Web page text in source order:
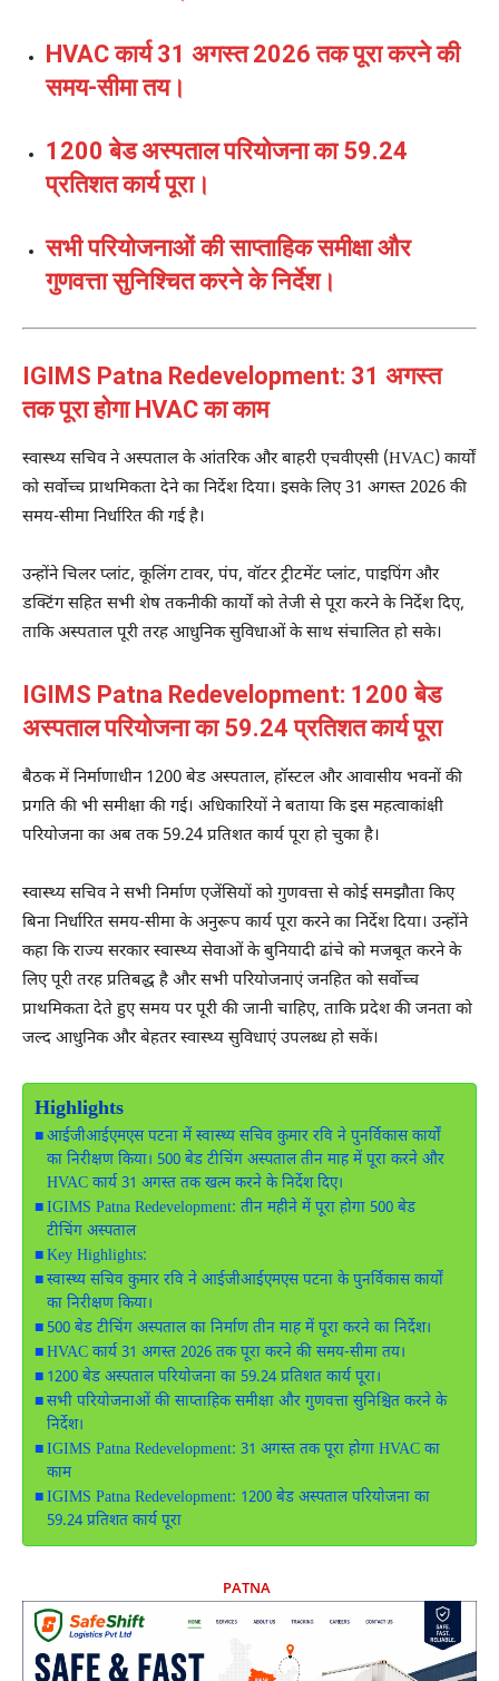
HVAC कार्य 31 अगस्त 2026 तक पूरा करने की
समय-सीमा तय।
1200 बेड अस्पताल परियोजना का 59.24
प्रतिशत कार्य पूरा।
सभी परियोजनाओं की साप्ताहिक समीक्षा और
गुणवत्ता सुनिश्चित करने के निर्देश।
IGIMS Patna Redevelopment: 31 अगस्त
तक पूरा होगा HVAC का काम
स्वास्थ्य सचिव ने अस्पताल के आंतरिक और बाहरी एचवीएसी (HVAC) कार्यों
को सर्वोच्च प्राथमिकता देने का निर्देश दिया। इसके लिए 31 अगस्त 2026 की
समय-सीमा निर्धारित की गई है।
उन्होंने चिलर प्लांट, कूलिंग टावर, पंप, वॉटर ट्रीटमेंट प्लांट, पाइपिंग और
डक्टिंग सहित सभी शेष तकनीकी कार्यों को तेजी से पूरा करने के निर्देश दिए,
ताकि अस्पताल पूरी तरह आधुनिक सुविधाओं के साथ संचालित हो सके।
IGIMS Patna Redevelopment: 1200 बेड
अस्पताल परियोजना का 59.24 प्रतिशत कार्य पूरा
बैठक में निर्माणाधीन 1200 बेड अस्पताल, हॉस्टल और आवासीय भवनों की
प्रगति की भी समीक्षा की गई। अधिकारियों ने बताया कि इस महत्वाकांक्षी
परियोजना का अब तक 59.24 प्रतिशत कार्य पूरा हो चुका है।
स्वास्थ्य सचिव ने सभी निर्माण एजेंसियों को गुणवत्ता से कोई समझौता किए
बिना निर्धारित समय-सीमा के अनुरूप कार्य पूरा करने का निर्देश दिया। उन्होंने
कहा कि राज्य सरकार स्वास्थ्य सेवाओं के बुनियादी ढांचे को मजबूत करने के
लिए पूरी तरह प्रतिबद्ध है और सभी परियोजनाएं जनहित को सर्वोच्च
प्राथमिकता देते हुए समय पर पूरी की जानी चाहिए, ताकि प्रदेश की जनता को
जल्द आधुनिक और बेहतर स्वास्थ्य सुविधाएं उपलब्ध हो सकें।
Highlights
आईजीआईएमएस पटना में स्वास्थ्य सचिव कुमार रवि ने पुनर्विकास कार्यों
का निरीक्षण किया। 500 बेड टीचिंग अस्पताल तीन माह में पूरा करने और
HVAC कार्य 31 अगस्त तक खत्म करने के निर्देश दिए।
IGIMS Patna Redevelopment: तीन महीने में पूरा होगा 500 बेड
टीचिंग अस्पताल
Key Highlights:
स्वास्थ्य सचिव कुमार रवि ने आईजीआईएमएस पटना के पुनर्विकास कार्यों
का निरीक्षण किया।
500 बेड टीचिंग अस्पताल का निर्माण तीन माह में पूरा करने का निर्देश।
HVAC कार्य 31 अगस्त 2026 तक पूरा करने की समय-सीमा तय।
1200 बेड अस्पताल परियोजना का 59.24 प्रतिशत कार्य पूरा।
सभी परियोजनाओं की साप्ताहिक समीक्षा और गुणवत्ता सुनिश्चित करने के
निर्देश।
IGIMS Patna Redevelopment: 31 अगस्त तक पूरा होगा HVAC का
काम
IGIMS Patna Redevelopment: 1200 बेड अस्पताल परियोजना का
59.24 प्रतिशत कार्य पूरा
PATNA